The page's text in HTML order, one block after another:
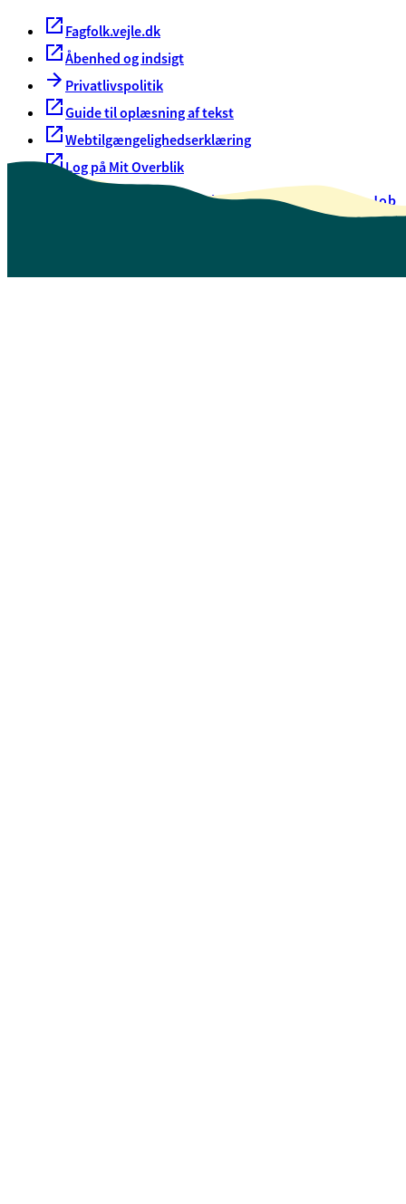
Fagfolk.vejle.dk
Åbenhed og indsigt
Privatlivspolitik
Guide til oplæsning af tekst
Webtilgængelighedserklæring
Log på Mit Overblik
Oversigt over selvbetjeningJob